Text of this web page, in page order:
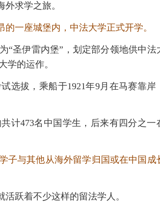
求学之旅。
的一座城堡内，中法大学正式开学。
“圣伊雷内堡”，划定部分领地供中法
学的运作。
选拔，乘船于1921年9月在马赛靠岸
计473名中国学生，后来有四分之一
子与其他从海外留学归国或在中国成
跃着不少这样的留法学人。